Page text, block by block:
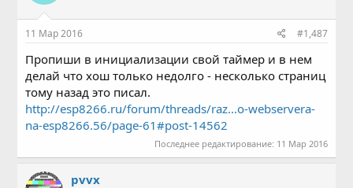
11 Мар 2016 #1,487
Пропиши в инициализации свой таймер и в нем
делай что хош только недолго - несколько страниц
тому назад это писал.
http://esp8266.ru/forum/threads/raz...o-webservera-
na-esp8266.56/page-61#post-14562
Последнее редактирование: 11 Мар 2016
pvvx